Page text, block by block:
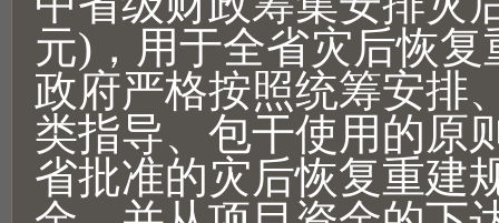
元)，用于全省灾后恢
政府严格按照统筹安排
类指导、包干使用的原
省批准的灾后恢复重建